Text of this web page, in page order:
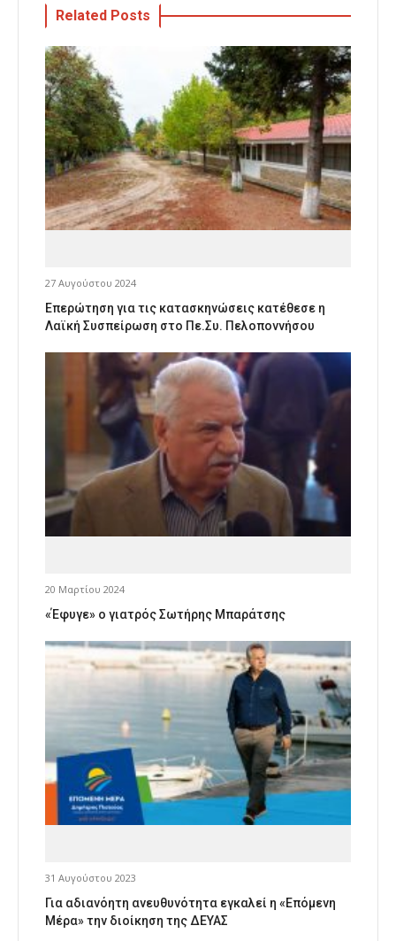
Related Posts
27 Αυγούστου 2024
Επερώτηση για τις κατασκηνώσεις κατέθεσε η
Λαϊκή Συσπείρωση στο Πε.Συ. Πελοποννήσου
20 Μαρτίου 2024
«Έφυγε» ο γιατρός Σωτήρης Μπαράτσης
31 Αυγούστου 2023
Για αδιανόητη ανευθυνότητα εγκαλεί η «Επόμενη
Μέρα» την διοίκηση της ΔΕΥΑΣ